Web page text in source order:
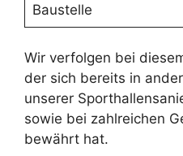
Baustelle
Wir verfolgen bei
der sich bereits in
unserer
sowie bei zahlreichen
bewährt hat.